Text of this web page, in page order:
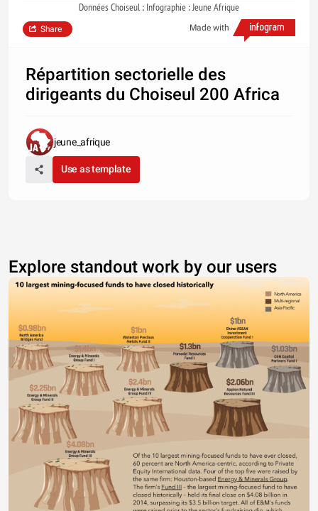
Données Choiseul ; Infographie : Jeune Afrique
Made with
Share
Répartition sectorielle des
dirigeants du Choiseul 200 Africa
jeune_afrique
Use as template
Explore standout work by our users